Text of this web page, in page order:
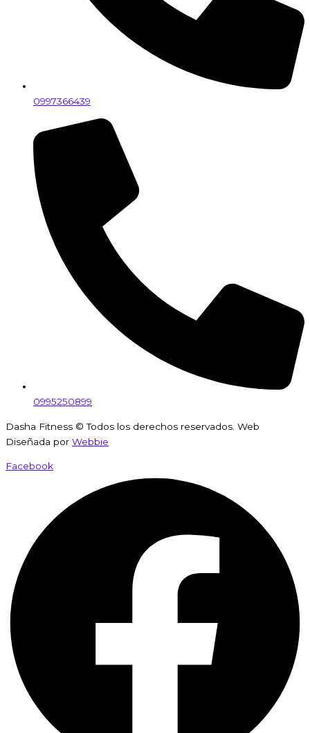
0997366439
0995250899
Dasha Fitness © Todos los derechos reservados. Web
Diseñada por Webbie
Facebook